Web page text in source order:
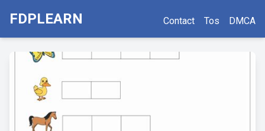
FDPLEARN Contact Tos DMCA